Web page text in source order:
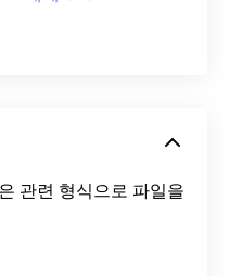
관련 형식으로 파일을